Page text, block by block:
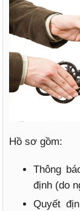
Hồ sơ gồm:
Thông
định (do
Quyết